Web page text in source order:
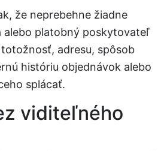
že neprebehne žiadne
alebo platobný poskytovateľ
adresu, spôsob
históriu objednávok alebo
splácať.
viditeľného